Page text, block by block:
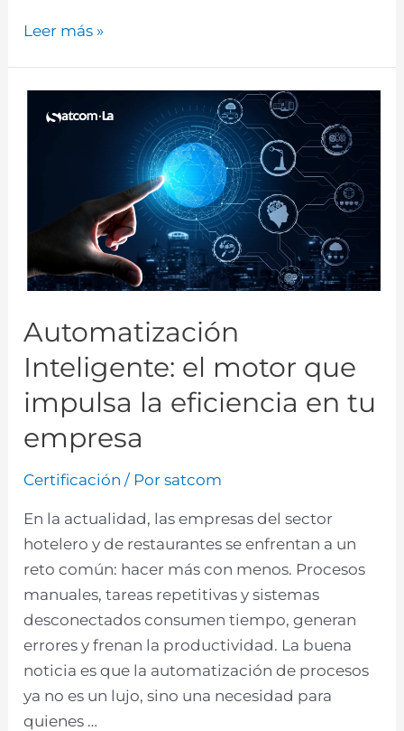
Leer más »
Automatización
Inteligente: el motor que
impulsa la eficiencia en tu
empresa
Certificación / Porsatcom
En la actualidad, las empresas del sector
hotelero y de restaurantes se enfrentan a un
reto común: hacer más con menos. Procesos
manuales, tareas repetitivas y sistemas
desconectados consumen tiempo, generan
errores y frenan la productividad. La buena
noticia es que la automatización de procesos
ya no es un lujo, sino una necesidad para
quienes …